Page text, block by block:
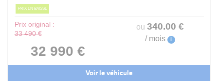
PRIX EN BAISSE
Prix original :
33 490 €
32 990 €
ou 340.00 €
/ mois i
Voir le véhicule